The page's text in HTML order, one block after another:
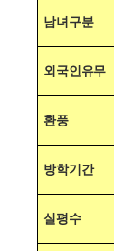
남녀구분
외국인유무
환풍
방학기간
실평수